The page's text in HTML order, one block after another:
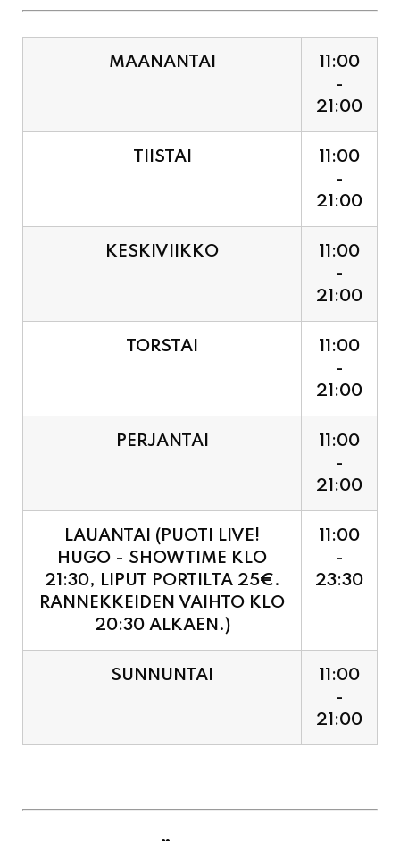
MAANANTAI
11:00
-
21:00
TIISTAI
11:00
-
21:00
KESKIVIIKKO
11:00
-
21:00
TORSTAI
11:00
-
21:00
PERJANTAI
11:00
-
21:00
LAUANTAI (PUOTI LIVE!
HUGO - SHOWTIME KLO
21:30, LIPUT PORTILTA 25€.
RANNEKKEIDEN VAIHTO KLO
20:30 ALKAEN.)
11:00
-
23:30
SUNNUNTAI
11:00
-
21:00